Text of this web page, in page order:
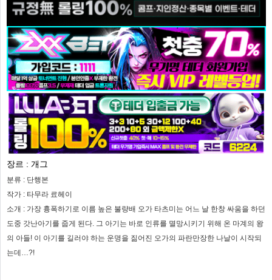
장르 : 개그
분류 : 단행본
작가 : 타무라 료헤이
소개 : 가장 흉폭하기로 이름 높은 불량배 오가 타츠미는 어느 날 한창 싸움을 하던
도중 갓난아기를 줍게 된다. 그 아기는 바로 인류를 멸망시키기 위해 온 마계의 왕
의 아들! 이 아기를 길러야 하는 운명을 짊어진 오가의 파란만장한 나날이 시작되
는데…?!